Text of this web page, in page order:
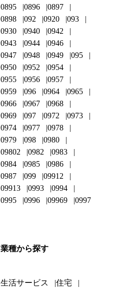
0895
0896
0897
0898
092 0920
093
0930
0940
0942
0943
0944
0946
0947
0948 0949
095
0950
0952
0954
0955
0956
0957
0959
096 0964
0965
0966
0967
0968
0969
097 0972
0973
0974
0977
0978
0979
098
0980
09802
0982
0983
0984
0985
0986
0987
099
09912
09913
0993
0994
0995
0996 09969 0997
業種から探す
生活サービス 住宅